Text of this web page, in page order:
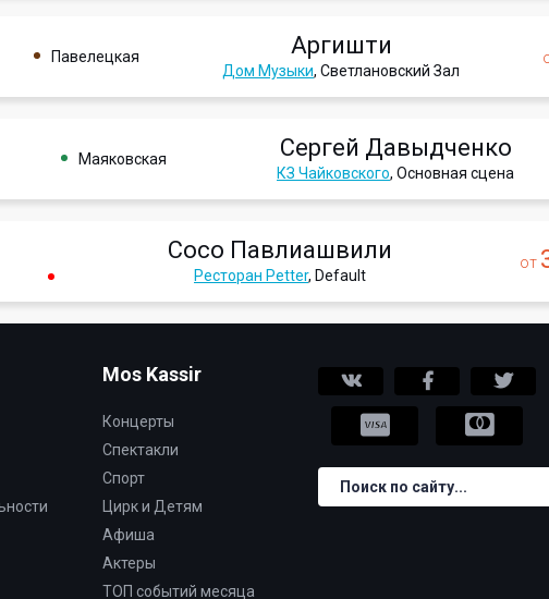
Павелецкая Аргишти
Дом Музыки, Светлановский Зал
Маяковская Сергей Давыдченко
КЗ Чайковского, Основная сцена
Сосо Павлиашвили
Ресторан Petter, Default
от
Mos Kassir
Концерты
Спектакли
Спорт
Цирк и Детям
Афиша
Актеры
ТОП событий месяца